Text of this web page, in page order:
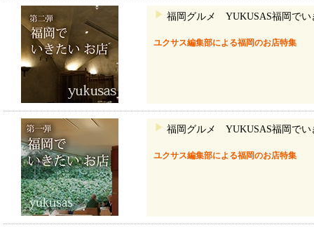
福岡グルメ YUKUSAS福岡で
ユクサス編集部による福岡のお店特集
福岡グルメ YUKUSAS福岡で
ユクサス編集部による福岡のお店特集